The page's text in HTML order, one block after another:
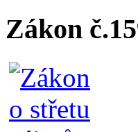
Zákon